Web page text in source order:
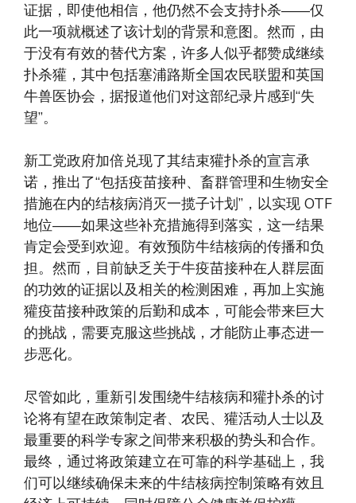
证据，即使他相信，他仍然不会支持扑杀——仅
此一项就概述了该计划的背景和意图。然而，由
于没有有效的替代方案，许多人似乎都赞成继续
扑杀獾，其中包括塞浦路斯全国农民联盟和英国
牛兽医协会，据报道他们对这部纪录片感到“失
望”。
新工党政府加倍兑现了其结束獾扑杀的宣言承
诺，推出了“包括疫苗接种、畜群管理和生物安全
措施在内的结核病消灭一揽子计划”，以实现 OTF
地位——如果这些补充措施得到落实，这一结果
肯定会受到欢迎。有效预防牛结核病的传播和负
担。然而，目前缺乏关于牛疫苗接种在人群层面
的功效的证据以及相关的检测困难，再加上实施
獾疫苗接种政策的后勤和成本，可能会带来巨大
的挑战，需要克服这些挑战，才能防止事态进一
步恶化。
尽管如此，重新引发围绕牛结核病和獾扑杀的讨
论将有望在政策制定者、农民、獾活动人士以及
最重要的科学专家之间带来积极的势头和合作。
最终，通过将政策建立在可靠的科学基础上，我
们可以继续确保未来的牛结核病控制策略有效且